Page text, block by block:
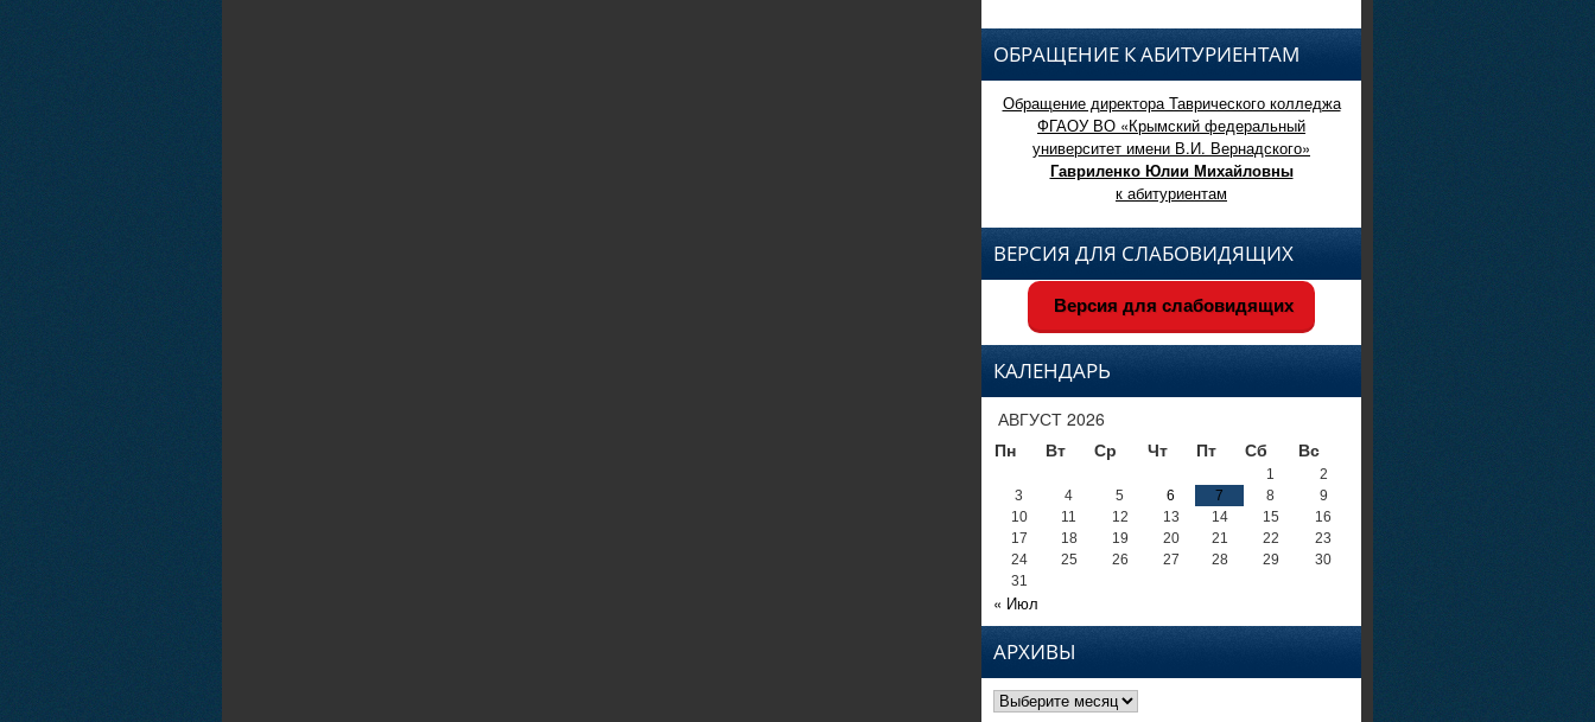
ОБРАЩЕНИЕ К АБИТУРИЕНТАМ
Обращение директора Таврического колледжа
ФГАОУ ВО «Крымский федеральный
университет имени В.И. Вернадского»
Гавриленко Юлии Михайловны
к абитуриентам
ВЕРСИЯ ДЛЯ СЛАБОВИДЯЩИХ
Версия для слабовидящих
КАЛЕНДАРЬ
АВГУСТ 2026
Пн
Вт Ср Чт Пт Сб Вс
1
2
3
4 5 6 7 8
9
10
11 12 13 14 15
16
17
18 19 20 21 22
23
24
25 26 27 28 29
30
31
« Июл
АРХИВЫ
Архивы